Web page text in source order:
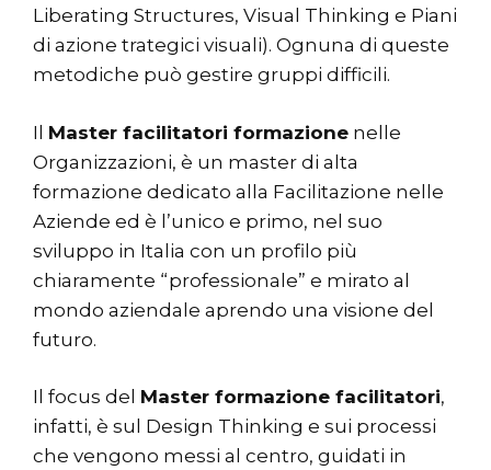
Liberating Structures, Visual Thinking e Piani
di azione trategici visuali). Ognuna di queste
metodiche può gestire gruppi difficili.
Il Master facilitatori formazione nelle
Organizzazioni, è un master di alta
formazione dedicato alla Facilitazione nelle
Aziende ed è l’unico e primo, nel suo
sviluppo in Italia con un profilo più
chiaramente “professionale” e mirato al
mondo aziendale aprendo una visione del
futuro.
Il focus del Master formazione facilitatori,
infatti, è sul Design Thinking e sui processi
che vengono messi al centro, guidati in